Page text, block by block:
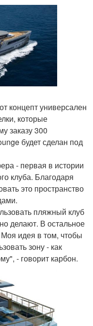
концепт универсален
которые
заказу 300
будет сделан под
- первая в истории
клуба. Благодаря
это пространство
пляжный клуб
делают. В остальное
Моя идея в том, чтобы
зону - как
- говорит карбон.